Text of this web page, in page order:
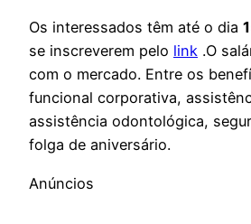
Os interessados têm até o dia
se inscreverem pelo link .O
com o mercado. Entre os
funcional corporativa,
assistência odontológica,
folga de aniversário.
Anúncios